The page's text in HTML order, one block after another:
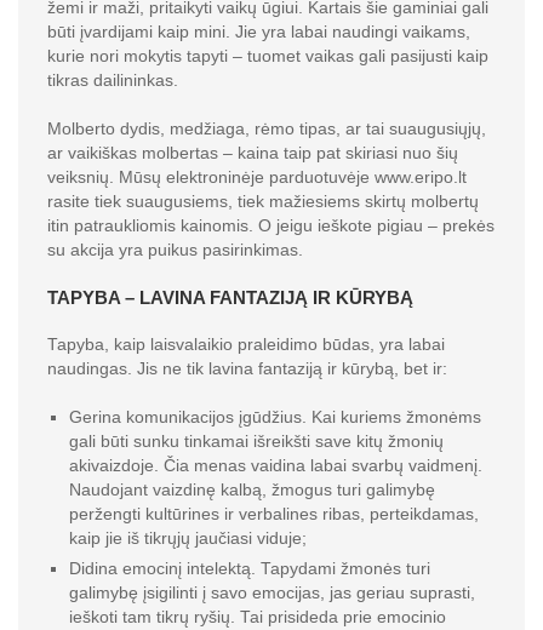
žemi ir maži, pritaikyti vaikų ūgiui. Kartais šie gaminiai gali
būti įvardijami kaip mini. Jie yra labai naudingi vaikams,
kurie nori mokytis tapyti – tuomet vaikas gali pasijusti kaip
tikras dailininkas.
Molberto dydis, medžiaga, rėmo tipas, ar tai suaugusiųjų,
ar vaikiškas molbertas – kaina taip pat skiriasi nuo šių
veiksnių. Mūsų elektroninėje parduotuvėje www.eripo.lt
rasite tiek suaugusiems, tiek mažiesiems skirtų molbertų
itin patraukliomis kainomis. O jeigu ieškote pigiau – prekės
su akcija yra puikus pasirinkimas.
TAPYBA – LAVINA FANTAZIJĄ IR KŪRYBĄ
Tapyba, kaip laisvalaikio praleidimo būdas, yra labai
naudingas. Jis ne tik lavina fantaziją ir kūrybą, bet ir:
Gerina komunikacijos įgūdžius. Kai kuriems žmonėms
gali būti sunku tinkamai išreikšti save kitų žmonių
akivaizdoje. Čia menas vaidina labai svarbų vaidmenį.
Naudojant vaizdinę kalbą, žmogus turi galimybę
peržengti kultūrines ir verbalines ribas, perteikdamas,
kaip jie iš tikrųjų jaučiasi viduje;
Didina emocinį intelektą. Tapydami žmonės turi
galimybę įsigilinti į savo emocijas, jas geriau suprasti,
ieškoti tam tikrų ryšių. Tai prisideda prie emocinio